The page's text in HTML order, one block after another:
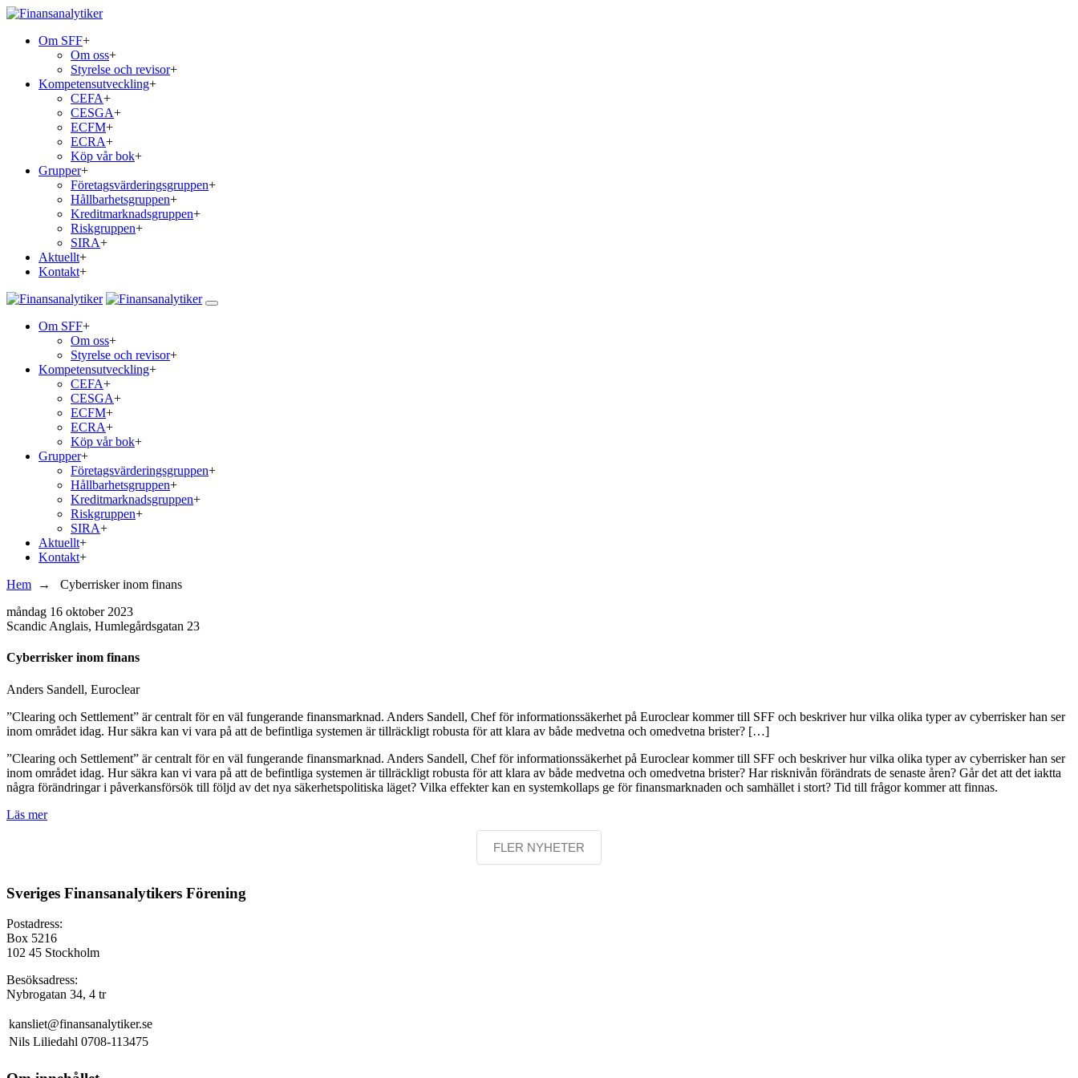
Om SFF+
Om oss+
Styrelse och revisor+
Kompetensutveckling+
CEFA+
CESGA+
ECFM+
ECRA+
Köp vår bok+
Grupper+
Företagsvärderingsgruppen+
Hållbarhetsgruppen+
Kreditmarknadsgruppen+
Riskgruppen+
SIRA+
Aktuellt+
Kontakt+
Om SFF+
Om oss+
Styrelse och revisor+
Kompetensutveckling+
CEFA+
CESGA+
ECFM+
ECRA+
Köp vår bok+
Grupper+
Företagsvärderingsgruppen+
Hållbarhetsgruppen+
Kreditmarknadsgruppen+
Riskgruppen+
SIRA+
Aktuellt+
Kontakt+
Hem → Cyberrisker inom finans
måndag 16 oktober 2023
Scandic Anglais, Humlegårdsgatan 23
Cyberrisker inom finans
Anders Sandell, Euroclear
”Clearing och Settlement” är centralt för en väl fungerande finansmarknad. Anders Sandell, Chef för informationssäkerhet på Euroclear kommer till SFF och beskriver hur vilka olika typer av cyberrisker han ser
inom området idag. Hur säkra kan vi vara på att de befintliga systemen är tillräckligt robusta för att klara av både medvetna och omedvetna brister? […]
”Clearing och Settlement” är centralt för en väl fungerande finansmarknad. Anders Sandell, Chef för informationssäkerhet på Euroclear kommer till SFF och beskriver hur vilka olika typer av cyberrisker han ser
inom området idag. Hur säkra kan vi vara på att de befintliga systemen är tillräckligt robusta för att klara av både medvetna och omedvetna brister? Har risknivån förändrats de senaste åren? Går det att det iaktta
några förändringar i påverkansförsök till följd av det nya säkerhetspolitiska läget? Vilka effekter kan en systemkollaps ge för finansmarknaden och samhället i stort? Tid till frågor kommer att finnas.
Läs mer
FLER NYHETER
Sveriges Finansanalytikers Förening
Postadress:
Box 5216
102 45 Stockholm
Besöksadress:
Nybrogatan 34, 4 tr
kansliet@finansanalytiker.se
Nils Liliedahl 0708-113475